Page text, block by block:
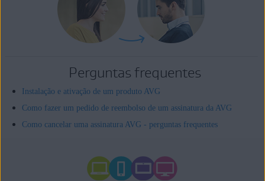
Perguntas frequentes
Instalação e ativação de um produto AVG
Como fazer um pedido de reembolso de um assinatura da AVG
Como cancelar uma assinatura AVG - perguntas frequentes